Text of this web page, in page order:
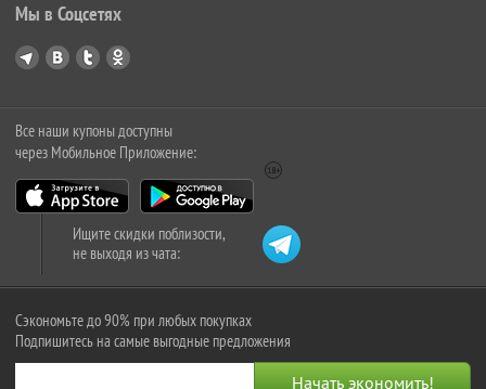
Мы в Соцсетях
Все наши купоны доступны
через Мобильное Приложение:
Ищите скидки поблизости,
не выходя из чата:
Сэкономьте до 90% при любых покупках
Подпишитесь на самые выгодные предложения